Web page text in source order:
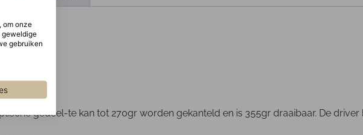
om onze
geweldige
gebruiken
gedeel-te kan tot 270gr worden gekanteld en is 355gr draaibaar. De driver